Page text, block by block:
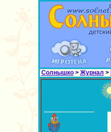
Солнышко> Журнал >